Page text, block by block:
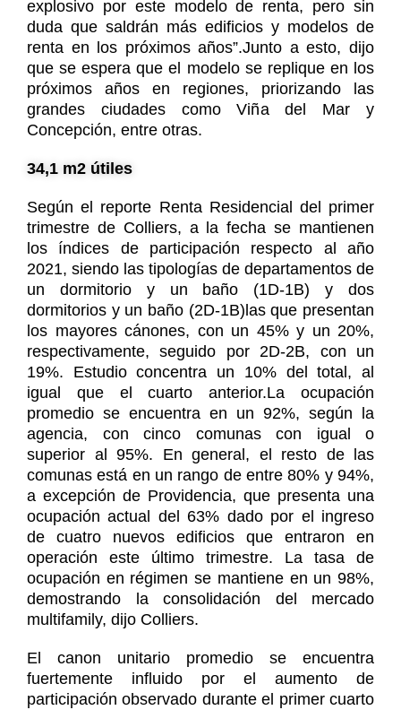
explosivo por este modelo de renta, pero sin
duda que saldrán más edificios y modelos de
renta en los próximos años”.Junto a esto, dijo
que se espera que el modelo se replique en los
próximos años en regiones, priorizando las
grandes ciudades como Viña del Mar y
Concepción, entre otras.
34,1 m2 útiles
Según el reporte Renta Residencial del primer
trimestre de Colliers, a la fecha se mantienen
los índices de participación respecto al año
2021, siendo las tipologías de departamentos de
un dormitorio y un baño (1D-1B) y dos
dormitorios y un baño (2D-1B)las que presentan
los mayores cánones, con un 45% y un 20%,
respectivamente, seguido por 2D-2B, con un
19%. Estudio concentra un 10% del total, al
igual que el cuarto anterior.La ocupación
promedio se encuentra en un 92%, según la
agencia, con cinco comunas con igual o
superior al 95%. En general, el resto de las
comunas está en un rango de entre 80% y 94%,
a excepción de Providencia, que presenta una
ocupación actual del 63% dado por el ingreso
de cuatro nuevos edificios que entraron en
operación este último trimestre. La tasa de
ocupación en régimen se mantiene en un 98%,
demostrando la consolidación del mercado
multifamily, dijo Colliers.
El canon unitario promedio se encuentra
fuertemente influido por el aumento de
participación observado durante el primer cuarto